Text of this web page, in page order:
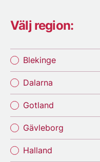
Välj region:
Blekinge
Dalarna
Gotland
Gävleborg
Halland